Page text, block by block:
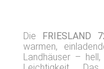
Die FRIESLAND
warmen,
Landhäuser –